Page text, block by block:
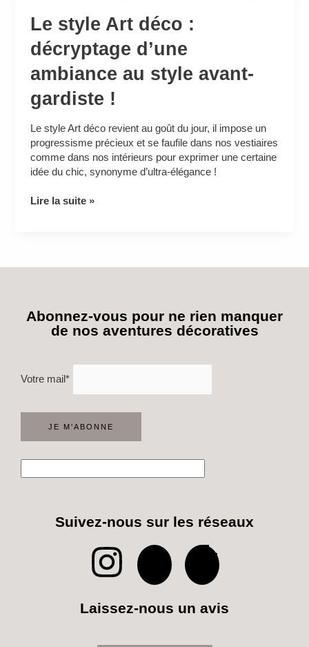
Le style Art déco :
décryptage d’une
ambiance au style avant-
gardiste !
Le style Art déco revient au goût du jour, il impose un
progressisme précieux et se faufile dans nos vestiaires
comme dans nos intérieurs pour exprimer une certaine
idée du chic, synonyme d’ultra-élégance !
!
Lire la suite »
Abonnez-vous pour ne rien manquer
de nos aventures décoratives
Votre mail*
Suivez-nous sur les réseaux
I
n
P
i
T
i
Laissez-nous un avis